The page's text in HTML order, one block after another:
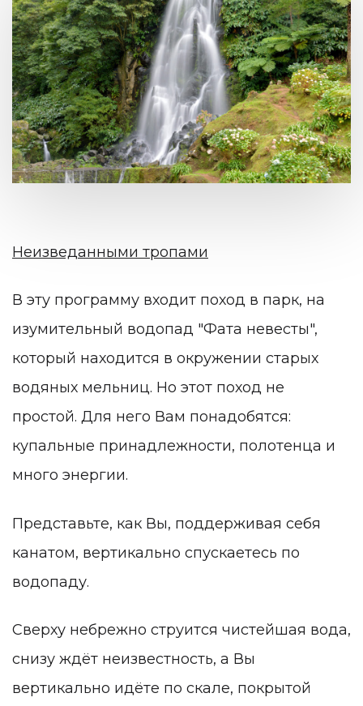
Неизведанными тропами
В эту программу входит поход в парк, на
изумительный водопад "Фата невесты",
который находится в окружении старых
водяных мельниц. Но этот поход не
простой. Для него Вам понадобятся:
купальные принадлежности, полотенца и
много энергии.
Представьте, как Вы, поддерживая себя
канатом, вертикально спускаетесь по
водопаду.
Сверху небрежно струится чистейшая вода,
снизу ждёт неизвестность, а Вы
вертикально идёте по скале, покрытой